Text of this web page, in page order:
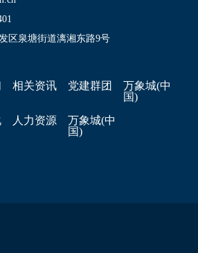
区泉塘街道漓湘东路9号
相关资讯 党建群团
万象城(中
国)
人力资源
万象城(中
国)